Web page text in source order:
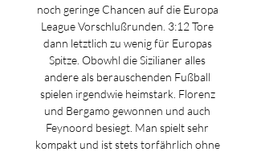
noch geringe Chancen auf die Europa
League Vorschlußrunden. 3:12 Tore
dann letztlich zu wenig für Europas
Spitze. Obowhl die Sizilianer alles
andere als berauschenden Fußball
spielen irgendwie heimstark. Florenz
und Bergamo gewonnen und auch
Feynoord besiegt. Man spielt sehr
kompakt und ist stets torfährlich ohne